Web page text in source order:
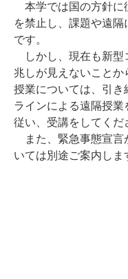
本学では国の方針に
を禁止し、課題や遠
です。
しかし、現在も新型
兆しが見えないこと
授業については、引き
ラインによる遠隔授
従い、受講をしてくだ
また、緊急事態宣言
いては別途ご案内しま